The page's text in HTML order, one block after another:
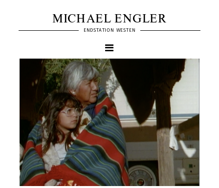
MICHAEL ENGLER
ENDSTATION WESTEN